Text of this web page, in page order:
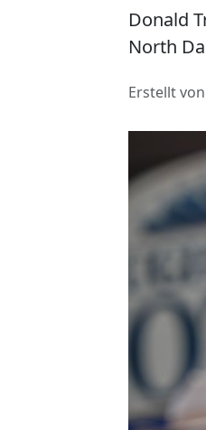
Donald
North
Erstellt von